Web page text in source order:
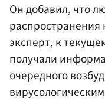
Он добавил, что
эксперт, к
получали
очередного